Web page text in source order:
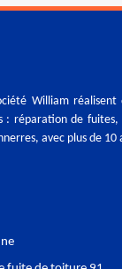
William
: réparation de
avec plus de 10